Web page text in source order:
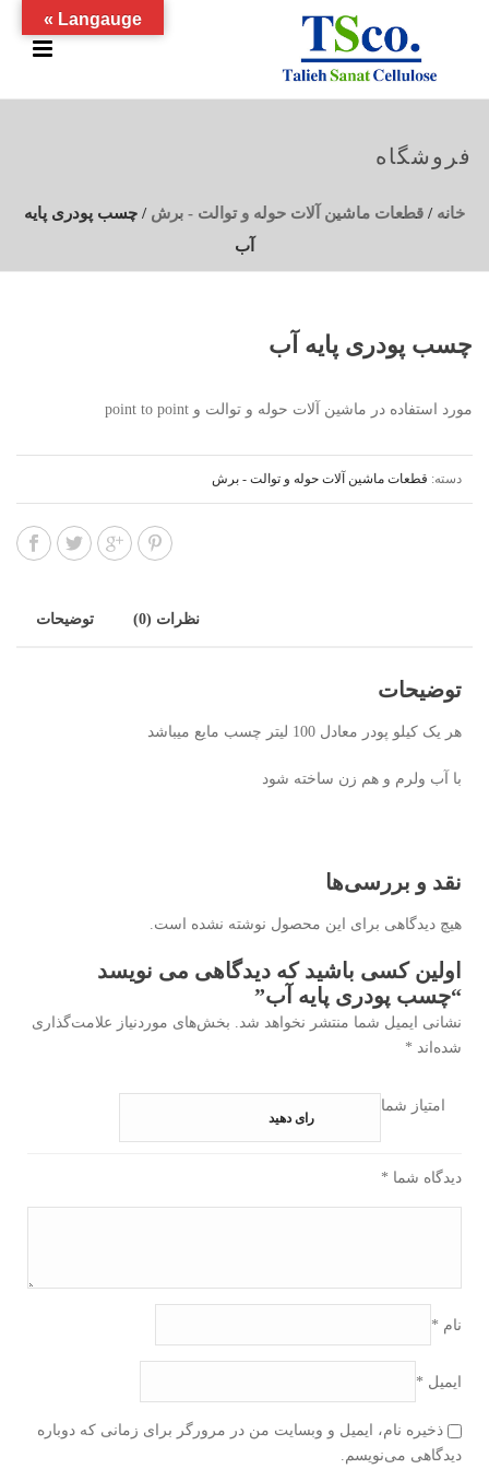
فروشگاه
خانه / قطعات ماشین آلات حوله و توالت - برش / چسب پودری پایه
آب
چسب پودری پایه آب
مورد استفاده در ماشین آلات حوله و توالت و point to point
دسته: قطعات ماشین آلات حوله و توالت - برش
توضیحات نظرات (0)
توضیحات
هر یک کیلو پودر معادل 100 لیتر چسب مایع میباشد
با آب ولرم و هم زن ساخته شود
نقد و بررسی‌ها
هیچ دیدگاهی برای این محصول نوشته نشده است.
اولین کسی باشید که دیدگاهی می نویسد
“چسب پودری پایه آب”
نشانی ایمیل شما منتشر نخواهد شد. بخش‌های موردنیاز علامت‌گذاری
شده‌اند *
امتیاز شما
دیدگاه شما *
نام *
ایمیل *
ذخیره نام، ایمیل و وبسایت من در مرورگر برای زمانی که دوباره
دیدگاهی می‌نویسم.
Langauge »